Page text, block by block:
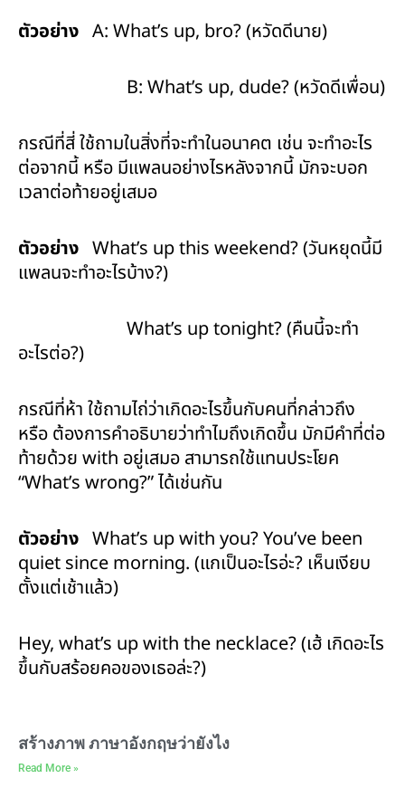
ตัวอย่าง A: What’s up, bro? (หวัดดีนาย)
B: What’s up, dude? (หวัดดีเพื่อน)
กรณีที่สี่ ใช้ถามในสิ่งที่จะทำในอนาคต เช่น จะทำอะไร
ต่อจากนี้ หรือ มีแพลนอย่างไรหลังจากนี้ มักจะบอก
เวลาต่อท้ายอยู่เสมอ
ตัวอย่าง What’s up this weekend? (วันหยุดนี้มี
แพลนจะทำอะไรบ้าง?)
What’s up tonight? (คืนนี้จะทำ
อะไรต่อ?)
กรณีที่ห้า ใช้ถามไถ่ว่าเกิดอะไรขึ้นกับคนที่กล่าวถึง
หรือ ต้องการคำอธิบายว่าทำไมถึงเกิดขึ้น มักมีคำที่ต่อ
ท้ายด้วย with อยู่เสมอ สามารถใช้แทนประโยค
“What’s wrong?” ได้เช่นกัน
ตัวอย่าง What’s up with you? You’ve been
quiet since morning. (แกเป็นอะไรอ่ะ? เห็นเงียบ
ตั้งแต่เช้าแล้ว)
Hey, what’s up with the necklace? (เฮ้ เกิดอะไร
ขึ้นกับสร้อยคอของเธอล่ะ?)
สร้างภาพ ภาษาอังกฤษว่ายังไง
Read More »